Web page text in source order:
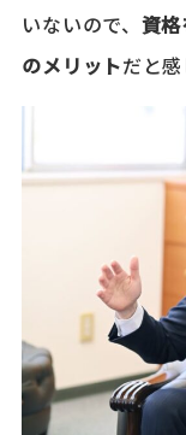
いないので、 資格
のメリットだと感